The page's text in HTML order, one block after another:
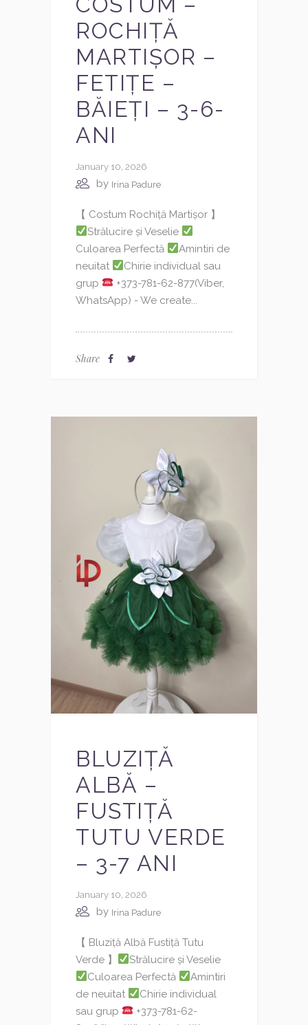
ROCHIȚĂ
MARTIȘOR –
FETIȚE –
BĂIEȚI – 3-6-
ANI
January 10, 2026
by Irina Padure
【 Costum Rochiță Martișor 】
Strălucire și Veselie
Culoarea Perfectă
Amintiri de
neuitat
Chirie individual sau
grup
+373-781-62-877(Viber,
WhatsApp) - We create...
Share
BLUZIȚĂ
ALBĂ –
FUSTIȚĂ
TUTU VERDE
– 3-7 ANI
January 10, 2026
by Irina Padure
【 Bluziță Albă Fustiță Tutu
Verde 】
Strălucire și Veselie
Culoarea Perfectă
Amintiri
de neuitat
Chirie individual
sau grup
+373-781-62-